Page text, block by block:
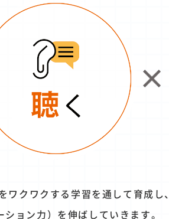
クワクする学習を通して育成し、
ョン力）を伸ばしていきます。